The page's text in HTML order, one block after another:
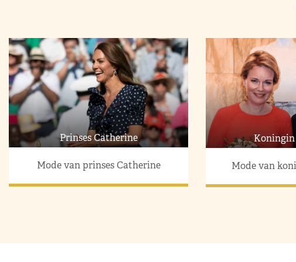
Prinses Catherine
Mode van prinses Catherine Mode van